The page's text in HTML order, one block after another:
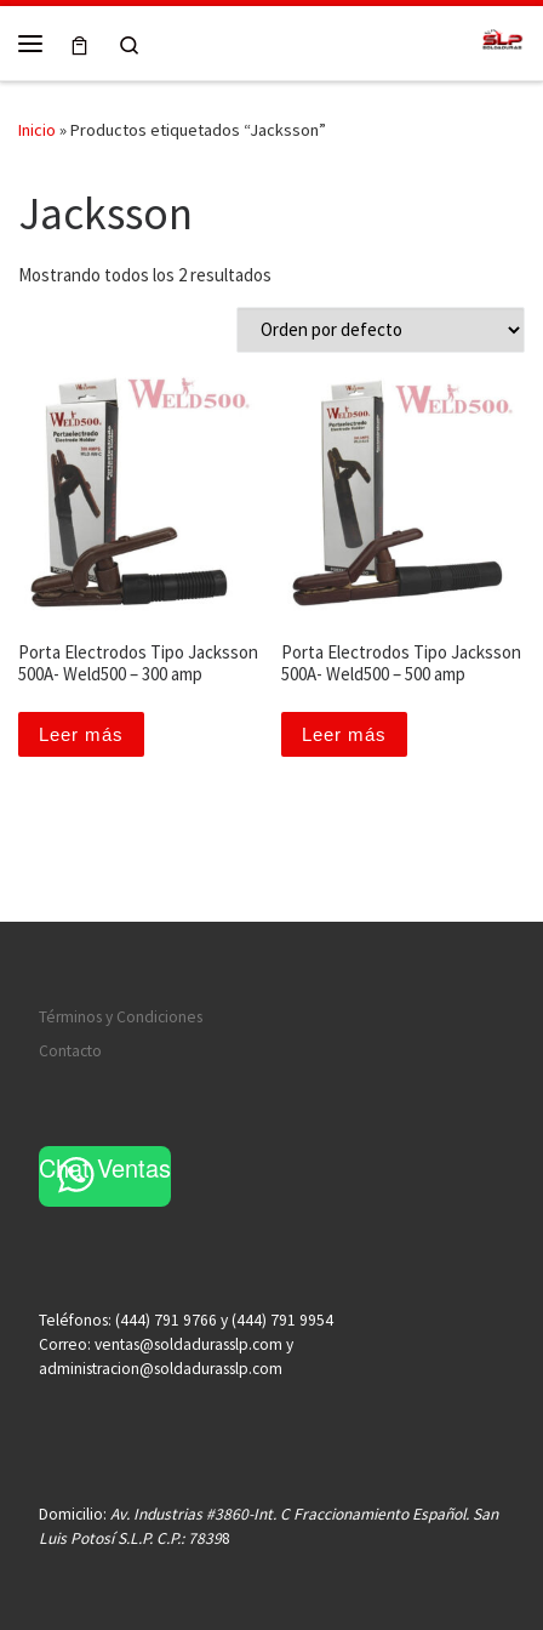
Skip to content
Inicio »Productos etiquetados “Jacksson”
Jacksson
Mostrando todos los 2 resultados
Porta Electrodos Tipo Jacksson
500A- Weld500 – 300 amp
Leer más
Porta Electrodos Tipo Jacksson
500A- Weld500 – 500 amp
Leer más
Términos y Condiciones
Contacto
Chat Ventas
Teléfonos: (444) 791 9766 y (444) 791 9954
Correo: ventas@soldadurasslp.com y
administracion@soldadurasslp.com
Domicilio: Av. Industrias #3860-Int. C Fraccionamiento Español. San
Luis Potosí S.L.P. C.P.: 78398